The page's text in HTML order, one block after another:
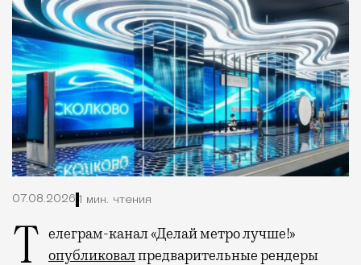
07.08.2026 1 мин. чтения
Телеграм-канал «Делай метро лучше!»
опубликовалпредварительные рендеры